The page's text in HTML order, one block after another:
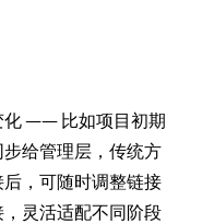
化 —— 比如项目初期
给管理层，传统方
，可随时调整链接
灵活适配不同阶段